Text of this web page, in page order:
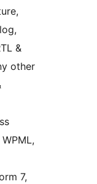
&
other
7,